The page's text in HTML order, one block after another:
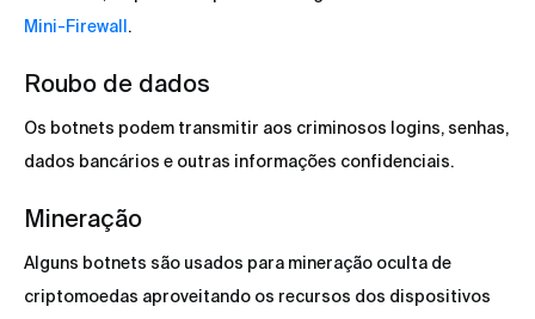
Mini-Firewall .
Roubo de dados
Os botnets podem transmitir aos criminosos logins, senhas,
dados bancários e outras informações confidenciais.
Mineração
Alguns botnets são usados para mineração oculta de
criptomoedas aproveitando os recursos dos dispositivos